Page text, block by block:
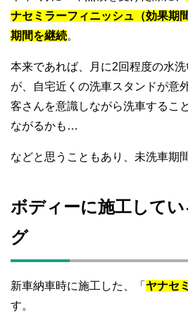
ナセミラーフィニッシュ（効果期
期間を継続。
本来であれば、月に2回程度の水
が、自宅近くの洗車スタンドが意
客さんを意識しながら洗車するこ
ながるかも…
などと思うこともあり、未洗車期
ボディーに施工して
グ
新車納車時に施工した、「 ヤナセ
す。